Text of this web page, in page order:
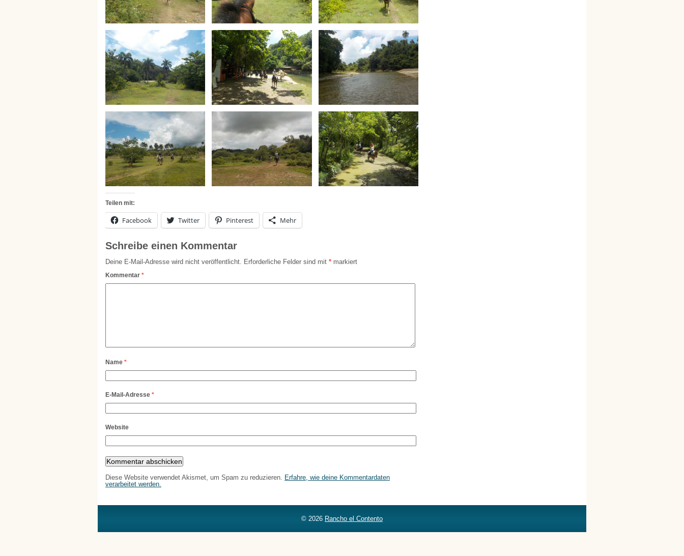
Teilen mit:
Facebook Twitter Pinterest Mehr
Schreibe einen Kommentar
Deine E-Mail-Adresse wird nicht veröffentlicht. Erforderliche Felder sind mit * markiert
Kommentar *
Name *
E-Mail-Adresse *
Website
Diese Website verwendet Akismet, um Spam zu reduzieren. Erfahre, wie deine Kommentardaten
verarbeitet werden.
© 2026 Rancho el Contento